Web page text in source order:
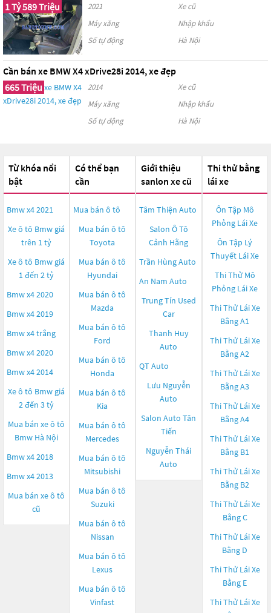
1 Tỷ 589 Triệu
2021
Xe cũ
Máy xăng
Nhập khẩu
Số tự động
Hà Nội
Cần bán xe BMW X4 xDrive28i 2014, xe đẹp
665 Triệu
2014
Xe cũ
Máy xăng
Nhập khẩu
Số tự động
Hà Nội
Từ khóa nổi
bật
Bmw x4 2021
Xe ô tô Bmw giá
trên 1 tỷ
Xe ô tô Bmw giá
1 đến 2 tỷ
Bmw x4 2020
Bmw x4 2019
Bmw x4 trắng
Bmw x4 2020
Bmw x4 2014
Xe ô tô Bmw giá
2 đến 3 tỷ
Mua bán xe ô tô
Bmw Hà Nội
Bmw x4 2018
Bmw x4 2013
Mua bán xe ô tô
cũ
Có thể bạn
cần
Mua bán ô tô
Mua bán ô tô
Toyota
Mua bán ô tô
Hyundai
Mua bán ô tô
Mazda
Mua bán ô tô
Ford
Mua bán ô tô
Honda
Mua bán ô tô
Kia
Mua bán ô tô
Mercedes
Mua bán ô tô
Mitsubishi
Mua bán ô tô
Suzuki
Mua bán ô tô
Nissan
Mua bán ô tô
Lexus
Mua bán ô tô
Vinfast
Giới thiệu
sanlon xe cũ
Tâm Thiện Auto
Salon Ô Tô
Cảnh Hằng
Trần Hùng Auto
An Nam Auto
Trung Tín Used
Car
Thanh Huy
Auto
QT Auto
Lưu Nguyễn
Auto
Salon Auto Tân
Tiến
Nguyễn Thái
Auto
Thi thử bằng
lái xe
Ôn Tập Mô
Phỏng Lái Xe
Ôn Tập Lý
Thuyết Lái Xe
Thi Thử Mô
Phỏng Lái Xe
Thi Thử Lái Xe
Bằng A1
Thi Thử Lái Xe
Bằng A2
Thi Thử Lái Xe
Bằng A3
Thi Thử Lái Xe
Bằng A4
Thi Thử Lái Xe
Bằng B1
Thi Thử Lái Xe
Bằng B2
Thi Thử Lái Xe
Bằng C
Thi Thử Lái Xe
Bằng D
Thi Thử Lái Xe
Bằng E
Thi Thử Lái Xe